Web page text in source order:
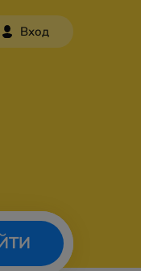
Вход